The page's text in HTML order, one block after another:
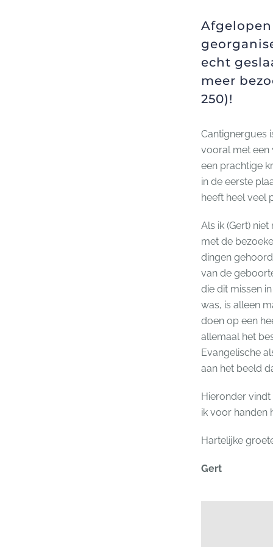
echt
meer
250)!
Cantignergues
vooral met een
een prachtige
in de eerste
heeft heel veel
Als ik (Gert)
met de
dingen
van de
die dit missen
was, is alleen
doen op een
allemaal het
Evangelische
aan het beeld
Hieronder
ik voor handen
Hartelijke
Gert